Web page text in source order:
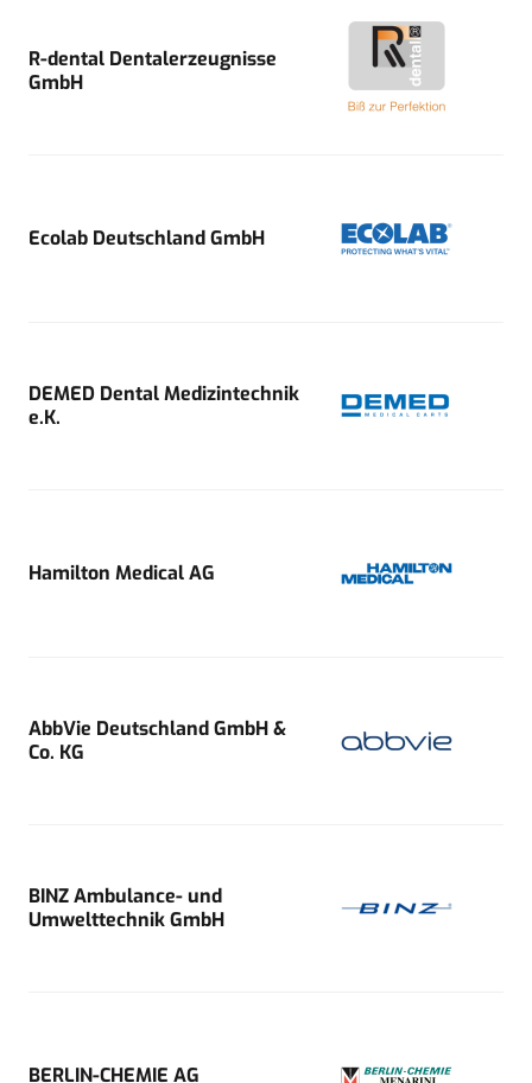
R-dental Dentalerzeugnisse
GmbH
Ecolab Deutschland GmbH
DEMED Dental Medizintechnik
e.K.
Hamilton Medical AG
AbbVie Deutschland GmbH &
Co. KG
BINZ Ambulance- und
Umwelttechnik GmbH
BERLIN-CHEMIE AG